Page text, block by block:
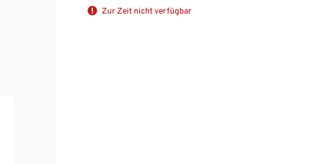
Zur Zeit nicht verfügbar